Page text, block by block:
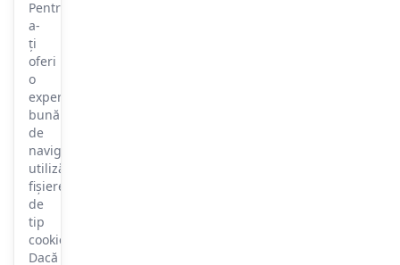
Pentru
a-
ți
oferi
o
experiență
bună
de
navigare,
utilizăm
fișiere
de
tip
cookie.
Dacă